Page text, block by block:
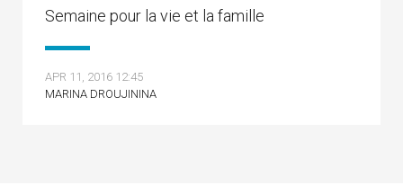
Semaine pour la vie et la famille
APR 11, 2016 12:45
MARINA DROUJININA